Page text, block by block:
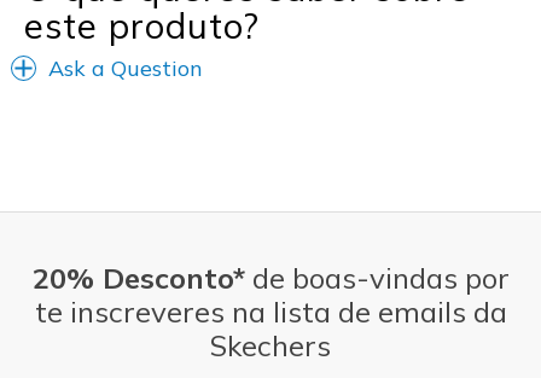
este produto?
Ask a Question
20% Desconto*de boas-vindas por
te inscreveres na lista de emails da
Skechers